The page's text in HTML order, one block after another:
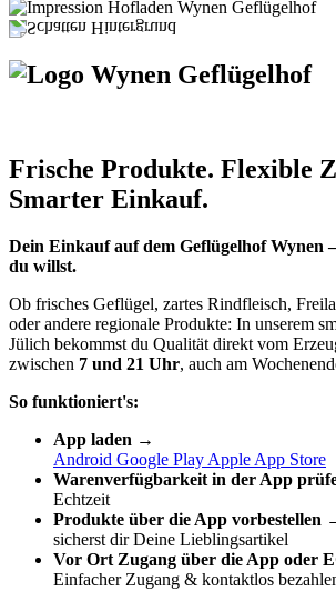
Frische Produkte. Flexible
Smarter Einkauf.
Dein Einkauf auf dem Geflügelhof Wynen
du willst.
Ob frisches Geflügel, zartes Rindfleisch,
oder andere regionale Produkte: In unserem
Jülich bekommst du Qualität direkt vom
zwischen 7 und 21 Uhr, auch am
So funktioniert's:
App laden →
Android Google Play Apple App Store
Warenverfügbarkeit in der App
Echtzeit
Produkte über die App vorbestellen
sicherst dir Deine Lieblingsartikel
Vor Ort Zugang über die App oder
Einfacher Zugang & kontaktlos